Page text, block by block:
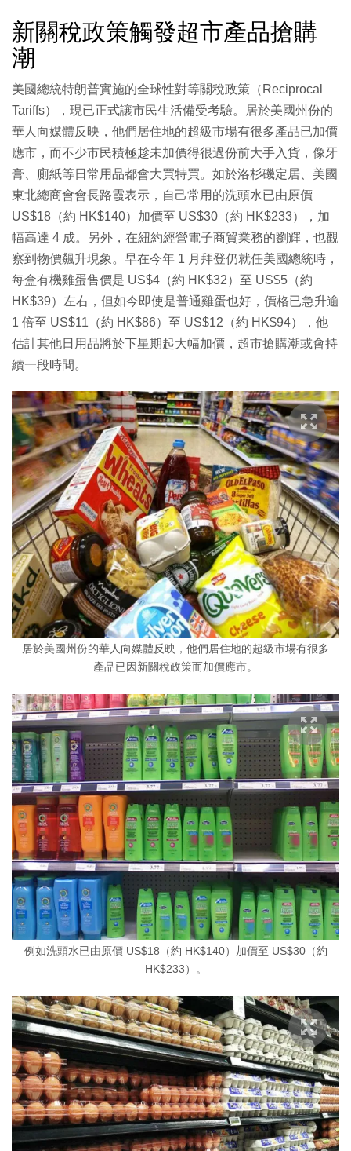
新關稅政策觸發超市產品搶購
潮
美國總統特朗普實施的全球性對等關稅政策（Reciprocal
Tariffs），現已正式讓市民生活備受考驗。居於美國州份的
華人向媒體反映，他們居住地的超級市場有很多產品已加價
應市，而不少市民積極趁未加價得很過份前大手入貨，像牙
膏、廁紙等日常用品都會大買特買。如於洛杉磯定居、美國
東北總商會會長路霞表示，自己常用的洗頭水已由原價
US$18（約 HK$140）加價至 US$30（約 HK$233），加
幅高達 4 成。另外，在紐約經營電子商貿業務的劉輝，也觀
察到物價飆升現象。早在今年 1 月拜登仍就任美國總統時，
每盒有機雞蛋售價是 US$4（約 HK$32）至 US$5（約
HK$39）左右，但如今即使是普通雞蛋也好，價格已急升逾
1 倍至 US$11（約 HK$86）至 US$12（約 HK$94），他
估計其他日用品將於下星期起大幅加價，超市搶購潮或會持
續一段時間。
居於美國州份的華人向媒體反映，他們居住地的超級市場有很多
產品已因新關稅政策而加價應市。
例如洗頭水已由原價 US$18（約 HK$140）加價至 US$30（約
HK$233）。